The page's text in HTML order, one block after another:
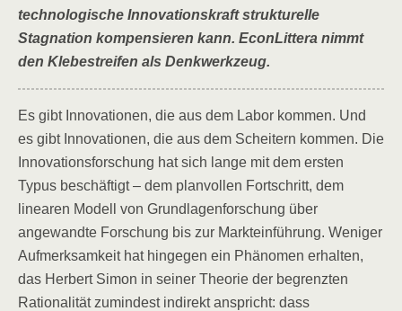
technologische Innovationskraft strukturelle
Stagnation kompensieren kann. EconLittera nimmt
den Klebestreifen als Denkwerkzeug.
Es gibt Innovationen, die aus dem Labor kommen. Und
es gibt Innovationen, die aus dem Scheitern kommen. Die
Innovationsforschung hat sich lange mit dem ersten
Typus beschäftigt – dem planvollen Fortschritt, dem
linearen Modell von Grundlagenforschung über
angewandte Forschung bis zur Markteinführung. Weniger
Aufmerksamkeit hat hingegen ein Phänomen erhalten,
das Herbert Simon in seiner Theorie der begrenzten
Rationalität zumindest indirekt anspricht: dass